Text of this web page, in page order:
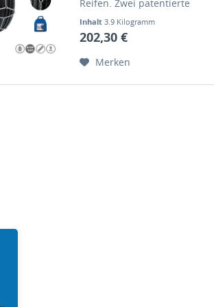
Reifen. Zwei patentierte
»STOP&GO« Schlösser mit
Selbstspannfunktion
gewährleisten ein
während der Fahrt.
Inhalt3.9 Kilogramm
202,30 €
Merken